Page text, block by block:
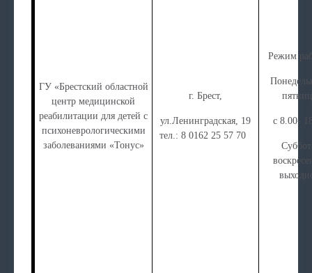
ГУ «Брестский областной
центр медицинской
реабилитации для детей с
психоневрологическими
заболеваниями «Тонус»
г. Брест,
ул.Ленинградская, 19
тел.: 8 0162 25 57 70
Режим
с 8.00-